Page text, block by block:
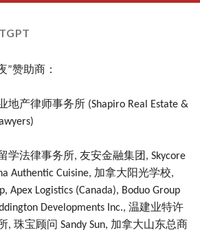
”赞助商：
地产律师事务所 (Shapiro Real Estate &
学法律事务所, 友安金融集团, Skycore
Authentic Cuisine, 加拿大阳光学校,
Apex Logistics (Canada), Boduo Group
Developments Inc., 温建业特许
, 珠宝顾问 Sandy Sun, 加拿大山东总商